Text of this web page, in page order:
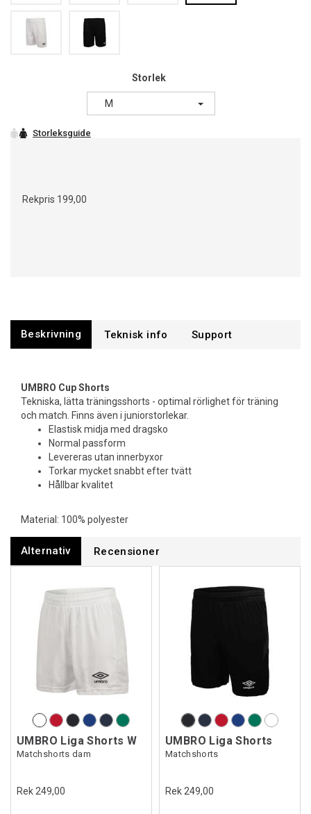
Storlek
M
Rekpris 199,00
Beskrivning Support
UMBRO Cup Shorts
Tekniska, lätta träningsshorts - optimal rörlighet för träning
och match. Finns även i juniorstorlekar.
Elastisk midja med dragsko
Normal passform
Levereras utan innerbyxor
Torkar mycket snabbt efter tvätt
Hållbar kvalitet
Material: 100% polyester
Alternativ Recensioner
UMBRO Liga Shorts W
Matchshorts dam
Rek 249,00
UMBRO Liga Shorts
Matchshorts
Rek 249,00